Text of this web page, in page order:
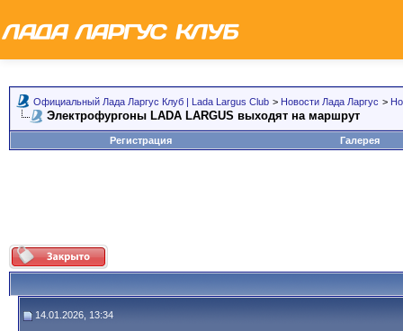
Официальный Лада Ларгус Клуб | Lada Largus Club > Новости Лада Ларгус >
Электрофургоны LADA LARGUS выходят на маршрут
Регистрация Галерея
14.01.2026, 13:34